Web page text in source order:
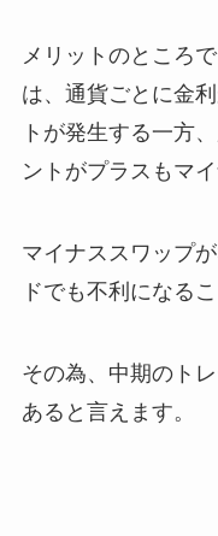
メリットのところ
は、通貨ごとに金
トが発生する一方
ントがプラスもマ
マイナススワップ
ドでも不利になる
その為、中期のト
あると言えます。